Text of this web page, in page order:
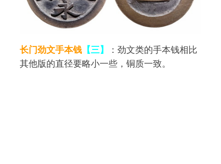
长门劲文手本钱 【三】
：劲文类的手本钱相比
其他版的直径要略小一些，铜质一致。